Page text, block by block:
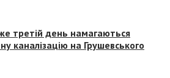
третій день намагаються
каналізацію на Грушевського